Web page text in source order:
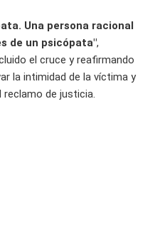
Una persona racional
de un psicópata",
el cruce y reafirmando
la intimidad de la víctima y
de justicia.